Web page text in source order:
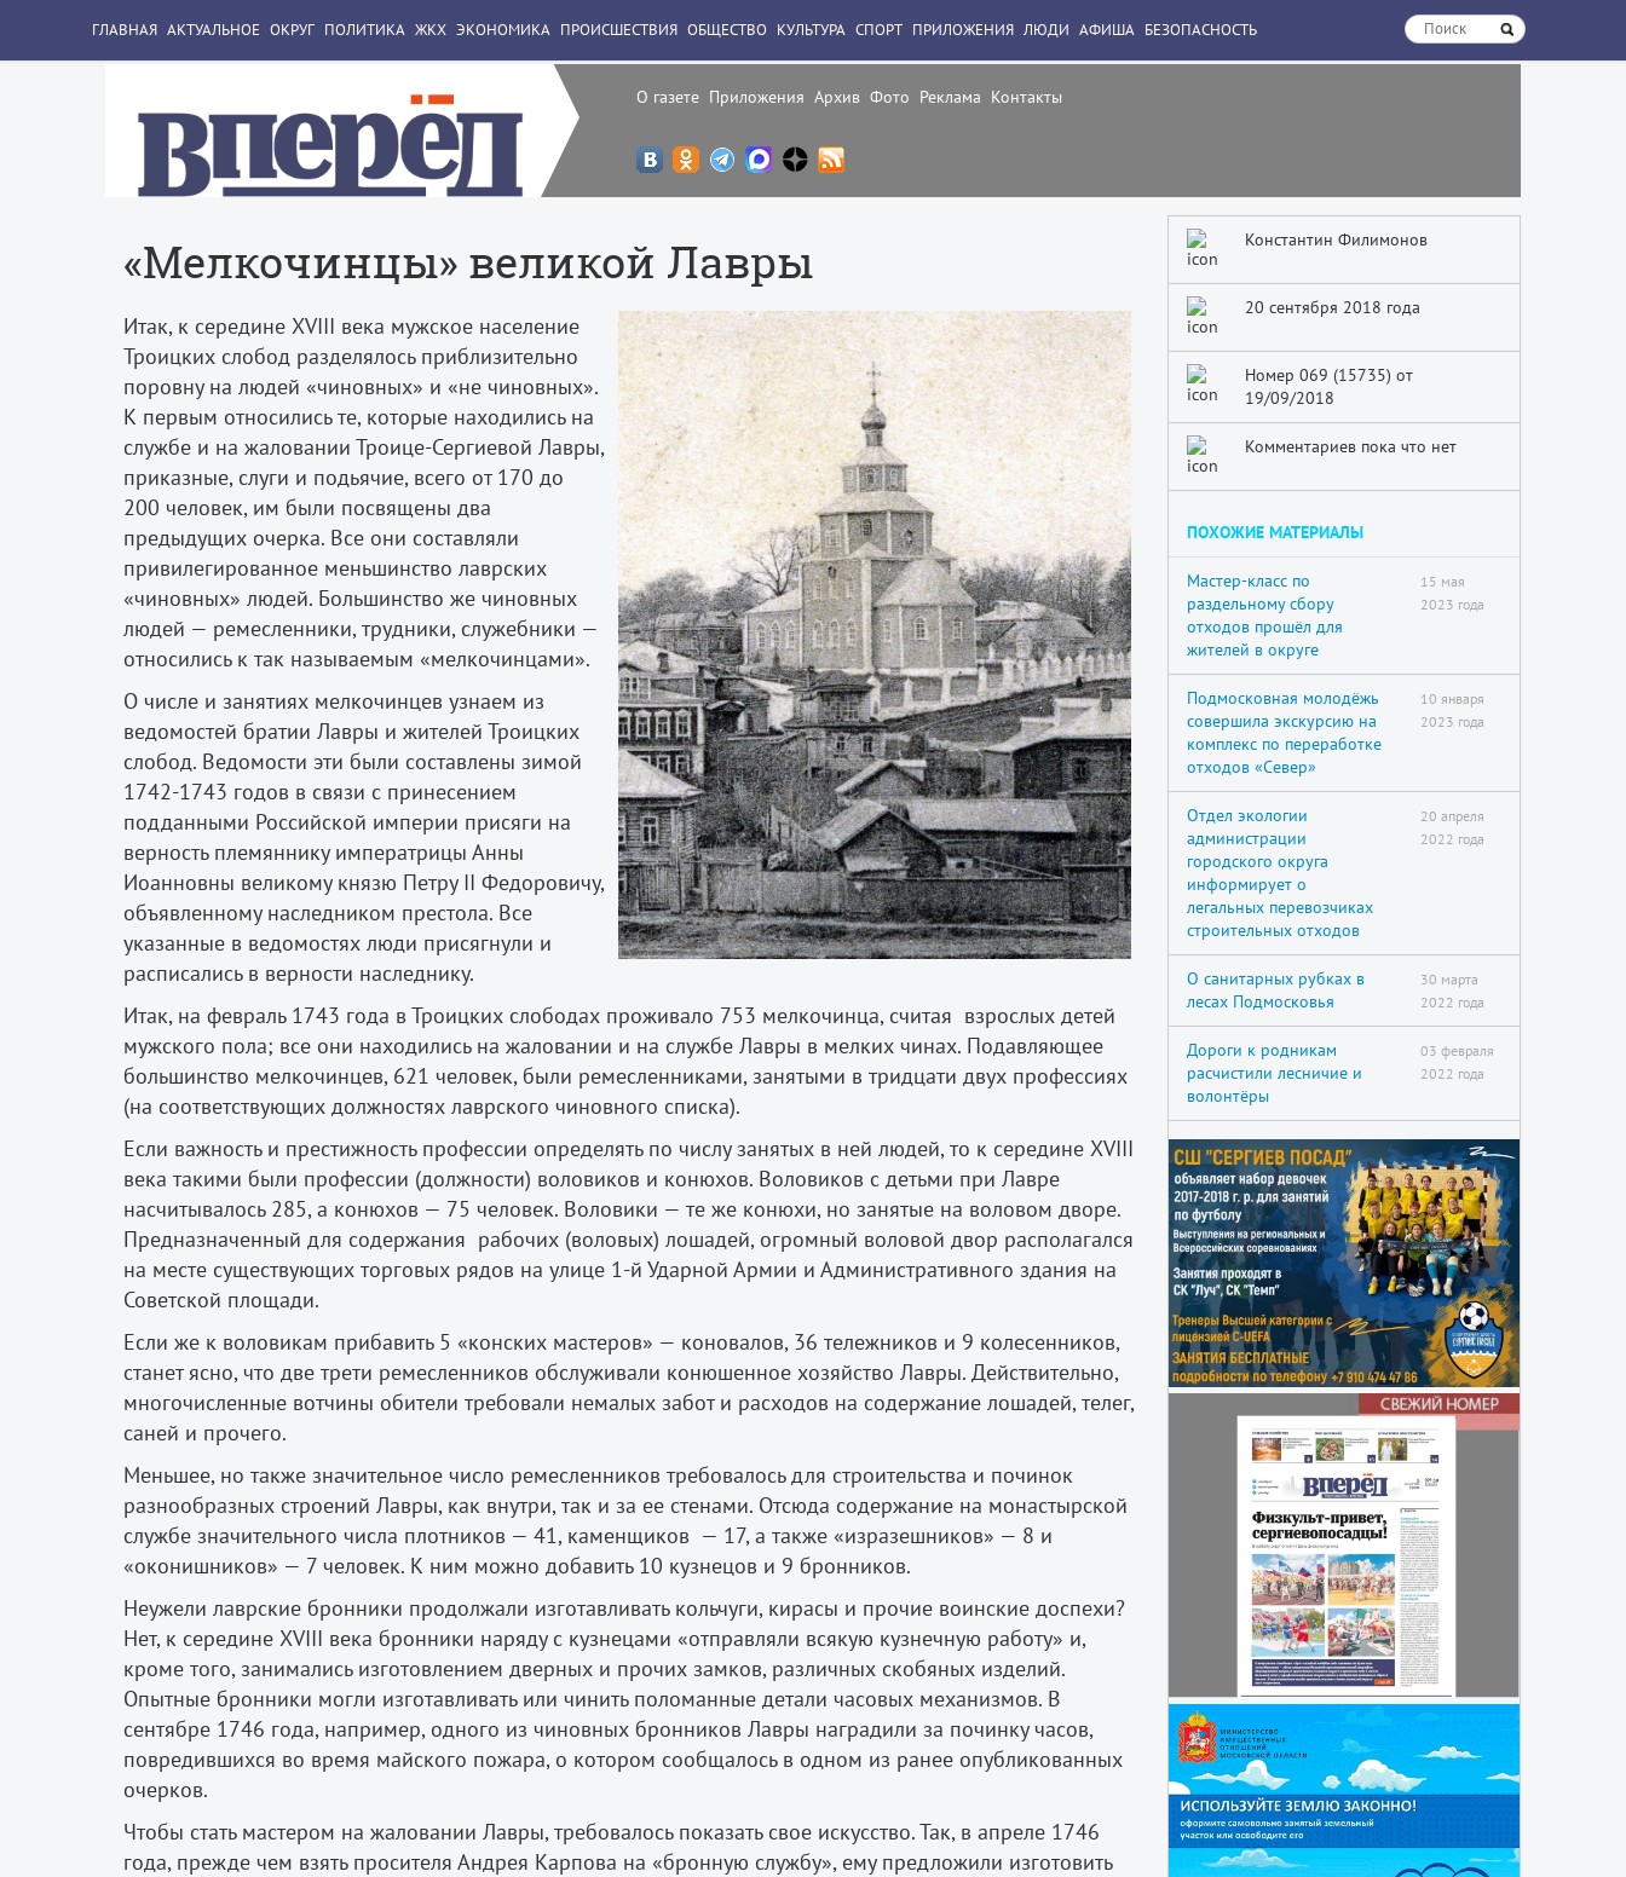
О газете Приложения Архив Фото Реклама Контакты
ГЛАВНАЯ АКТУАЛЬНОЕ ОКРУГ ПОЛИТИКА ЖКХ ЭКОНОМИКА ПРОИСШЕСТВИЯ ОБЩЕСТВО КУЛЬТУРА СПОРТ ПРИЛОЖЕНИЯ ЛЮДИ АФИША БЕЗОПАСНОСТЬ
«Мелкочинцы» великой Лавры
Итак, к середине XVIII века мужское население
Троицких слобод разделялось приблизительно
поровну на людей «чиновных» и «не чиновных».
К первым относились те, которые находились на
службе и на жаловании Троице-Сергиевой Лавры,
приказные, слуги и подьячие, всего от 170 до
200 человек, им были посвящены два
предыдущих очерка. Все они составляли
привилегированное меньшинство лаврских
«чиновных» людей. Большинство же чиновных
людей — ремесленники, трудники, служебники —
относились к так называемым «мелкочинцами».
О числе и занятиях мелкочинцев узнаем из
ведомостей братии Лавры и жителей Троицких
слобод. Ведомости эти были составлены зимой
1742-1743 годов в связи с принесением
подданными Российской империи присяги на
верность племяннику императрицы Анны
Иоанновны великому князю Петру II Федоровичу,
объявленному наследником престола. Все
указанные в ведомостях люди присягнули и
расписались в верности наследнику.
Итак, на февраль 1743 года в Троицких слободах проживало 753 мелкочинца, считая взрослых детей
мужского пола; все они находились на жаловании и на службе Лавры в мелких чинах. Подавляющее
большинство мелкочинцев, 621 человек, были ремесленниками, занятыми в тридцати двух профессиях
(на соответствующих должностях лаврского чиновного списка).
Если важность и престижность профессии определять по числу занятых в ней людей, то к середине XVIII
века такими были профессии (должности) воловиков и конюхов. Воловиков с детьми при Лавре
насчитывалось 285, а конюхов — 75 человек. Воловики — те же конюхи, но занятые на воловом дворе.
Предназначенный для содержания рабочих (воловых) лошадей, огромный воловой двор располагался
на месте существующих торговых рядов на улице 1-й Ударной Армии и Административного здания на
Советской площади.
Если же к воловикам прибавить 5 «конских мастеров» — коновалов, 36 тележников и 9 колесенников,
станет ясно, что две трети ремесленников обслуживали конюшенное хозяйство Лавры. Действительно,
многочисленные вотчины обители требовали немалых забот и расходов на содержание лошадей, телег,
саней и прочего.
Меньшее, но также значительное число ремесленников требовалось для строительства и починок
разнообразных строений Лавры, как внутри, так и за ее стенами. Отсюда содержание на монастырской
службе значительного числа плотников — 41, каменщиков — 17, а также «изразешников» — 8 и
«оконишников» — 7 человек. К ним можно добавить 10 кузнецов и 9 бронников.
Неужели лаврские бронники продолжали изготавливать кольчуги, кирасы и прочие воинские доспехи?
Нет, к середине XVIII века бронники наряду с кузнецами «отправляли всякую кузнечную работу» и,
кроме того, занимались изготовлением дверных и прочих замков, различных скобяных изделий.
Опытные бронники могли изготавливать или чинить поломанные детали часовых механизмов. В
сентябре 1746 года, например, одного из чиновных бронников Лавры наградили за починку часов,
повредившихся во время майского пожара, о котором сообщалось в одном из ранее опубликованных
очерков.
Чтобы стать мастером на жаловании Лавры, требовалось показать свое искусство. Так, в апреле 1746
года, прежде чем взять просителя Андрея Карпова на «бронную службу», ему предложили изготовить
Константин Филимонов
20 сентября 2018 года
Номер 069 (15735) от
19/09/2018
Комментариев пока что нет
ПОХОЖИЕ МАТЕРИАЛЫ
Мастер-класс по
раздельному сбору
отходов прошёл для
жителей в округе
15 мая
2023 года
Подмосковная молодёжь
совершила экскурсию на
комплекс по переработке
отходов «Север»
10 января
2023 года
Отдел экологии
администрации
городского округа
информирует о
легальных перевозчиках
строительных отходов
20 апреля
2022 года
О санитарных рубках в
лесах Подмосковья
30 марта
2022 года
Дороги к родникам
расчистили лесничие и
волонтёры
03 февраля
2022 года